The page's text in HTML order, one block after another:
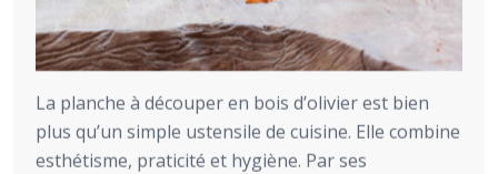
La planche à découper en bois d’olivier est bien
plus qu’un simple ustensile de cuisine. Elle combine
esthétisme, praticité et hygiène. Par ses